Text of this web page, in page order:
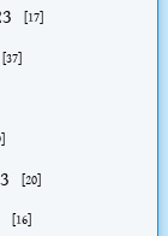
[17]
[37]
[20]
[16]